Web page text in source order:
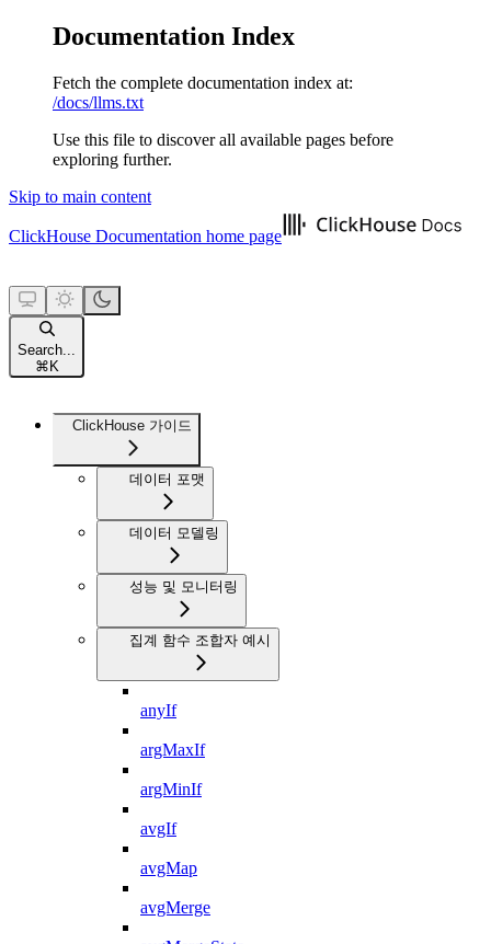
Documentation Index
Fetch the complete documentation index at:
/docs/llms.txt
Use this file to discover all available pages before
exploring further.
Skip to main content
ClickHouse Documentation home page
Search...
⌘ K
ClickHouse 가이드
데이터 포맷
데이터 모델링
성능 및 모니터링
집계 함수 조합자 예시
anyIf
argMaxIf
argMinIf
avgIf
avgMap
avgMerge